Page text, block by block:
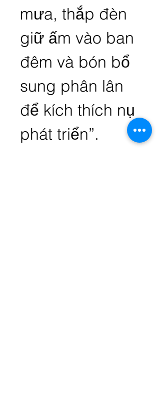
mưa, thắp đèn
giữ ấm vào ban
đêm và bón bổ
sung phân lân
để kích thích nụ
phát triển”.